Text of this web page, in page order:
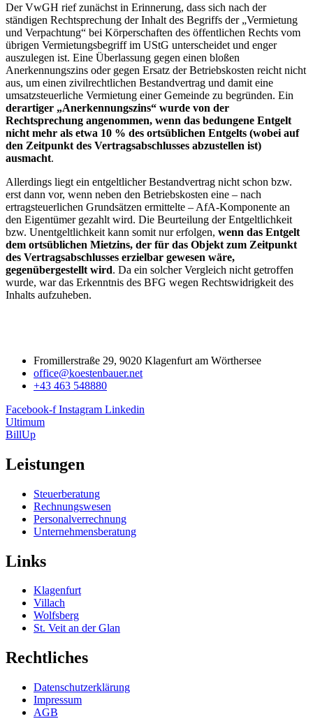
Der VwGH rief zunächst in Erinnerung, dass sich nach der
ständigen Rechtsprechung der Inhalt des Begriffs der „Vermietung
und Verpachtung“ bei Körperschaften des öffentlichen Rechts vom
übrigen Vermietungsbegriff im UStG unterscheidet und enger
auszulegen ist. Eine Überlassung gegen einen bloßen
Anerkennungszins oder gegen Ersatz der Betriebskosten reicht nicht
aus, um einen zivilrechtlichen Bestandvertrag und damit eine
umsatzsteuerliche Vermietung einer Gemeinde zu begründen. Ein
derartiger „Anerkennungszins“ wurde von der
Rechtsprechung angenommen, wenn das bedungene Entgelt
nicht mehr als etwa 10 % des ortsüblichen Entgelts (wobei auf
den Zeitpunkt des Vertragsabschlusses abzustellen ist)
ausmacht.
Allerdings liegt ein entgeltlicher Bestandvertrag nicht schon bzw.
erst dann vor, wenn neben den Betriebskosten eine – nach
ertragsteuerlichen Grundsätzen ermittelte – AfA-Komponente an
den Eigentümer gezahlt wird. Die Beurteilung der Entgeltlichkeit
bzw. Unentgeltlichkeit kann somit nur erfolgen, wenn das Entgelt
dem ortsüblichen Mietzins, der für das Objekt zum Zeitpunkt
des Vertragsabschlusses erzielbar gewesen wäre,
gegenübergestellt wird. Da ein solcher Vergleich nicht getroffen
wurde, war das Erkenntnis des BFG wegen Rechtswidrigkeit des
Inhalts aufzuheben.
Fromillerstraße 29, 9020 Klagenfurt am Wörthersee
office@koestenbauer.net
+43 463 548880
Facebook-f Instagram Linkedin
Ultimum
BillUp
Leistungen
Steuerberatung
Rechnungswesen
Personalverrechnung
Unternehmensberatung
Links
Klagenfurt
Villach
Wolfsberg
St. Veit an der Glan
Rechtliches
Datenschutzerklärung
Impressum
AGB